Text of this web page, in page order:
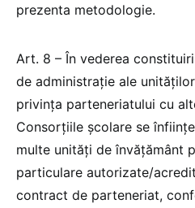
prezenta metodologie.
Art. 8 – În vederea
de administraţie ale
privinţa parteneriatului cu
Consorţiile şcolare se
multe unităţi de învăţământ
particulare autorizate/
contract de parteneriat,